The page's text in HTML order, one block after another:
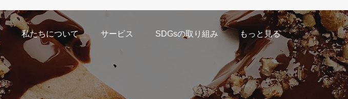
私たちについて サービス SDGsの取り組み もっと見る